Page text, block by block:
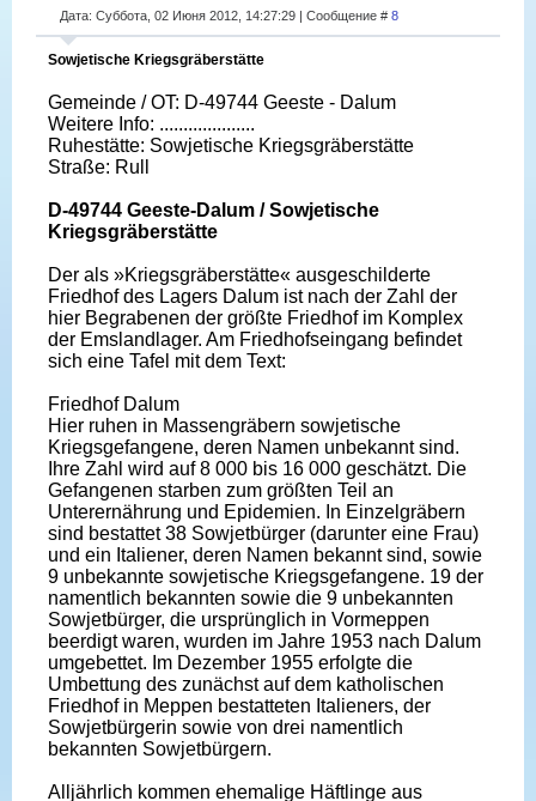
Дата: Суббота, 02 Июня 2012, 14:27:29 | Сообщение # 8
Sowjetische Kriegsgräberstätte
Gemeinde / OT: D-49744 Geeste - Dalum
Weitere Info: ....................
Ruhestätte: Sowjetische Kriegsgräberstätte
Straße: Rull
D-49744 Geeste-Dalum / Sowjetische
Kriegsgräberstätte
Der als »Kriegsgräberstätte« ausgeschilderte
Friedhof des Lagers Dalum ist nach der Zahl der
hier Begrabenen der größte Friedhof im Komplex
der Emslandlager. Am Friedhofseingang befindet
sich eine Tafel mit dem Text:
Friedhof Dalum
Hier ruhen in Massengräbern sowjetische
Kriegsgefangene, deren Namen unbekannt sind.
Ihre Zahl wird auf 8 000 bis 16 000 geschätzt. Die
Gefangenen starben zum größten Teil an
Unterernährung und Epidemien. In Einzelgräbern
sind bestattet 38 Sowjetbürger (darunter eine Frau)
und ein Italiener, deren Namen bekannt sind, sowie
9 unbekannte sowjetische Kriegsgefangene. 19 der
namentlich bekannten sowie die 9 unbekannten
Sowjetbürger, die ursprünglich in Vormeppen
beerdigt waren, wurden im Jahre 1953 nach Dalum
umgebettet. Im Dezember 1955 erfolgte die
Umbettung des zunächst auf dem katholischen
Friedhof in Meppen bestatteten Italieners, der
Sowjetbürgerin sowie von drei namentlich
bekannten Sowjetbürgern.
Alljährlich kommen ehemalige Häftlinge aus